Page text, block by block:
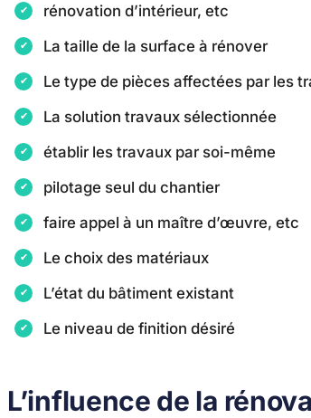
rénovation d’intérieur, etc
La taille de la surface à rénover
Le type de pièces affectées par les
La solution travaux sélectionnée
établir les travaux par soi-même
pilotage seul du chantier
faire appel à un maître d’œuvre, etc
Le choix des matériaux
L’état du bâtiment existant
Le niveau de finition désiré
L’influence de la